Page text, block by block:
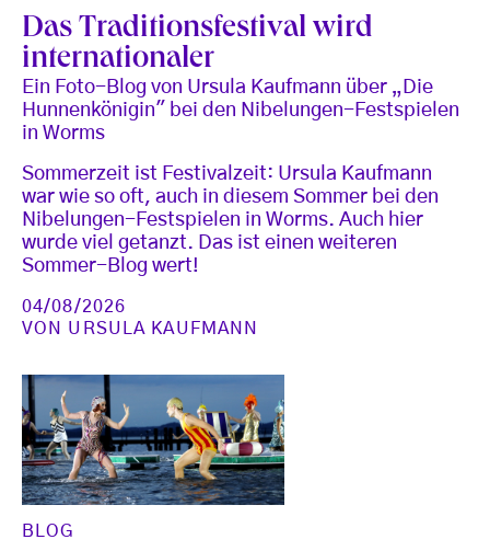
Das Traditionsfestival wird
internationaler
Ein Foto-Blog von Ursula Kaufmann über „Die
Hunnenkönigin" bei den Nibelungen-Festspielen
in Worms
Sommerzeit ist Festivalzeit: Ursula Kaufmann
war wie so oft, auch in diesem Sommer bei den
Nibelungen-Festspielen in Worms. Auch hier
wurde viel getanzt. Das ist einen weiteren
Sommer-Blog wert!
04/08/2026
VON URSULA KAUFMANN
BLOG